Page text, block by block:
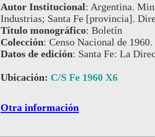
Autor Institucional: Argentina.
Industrias; Santa Fe [provincia].
Título monográfico: Boletín
Colección: Censo Nacional de 1960.
Datos de edición: Santa Fe: La
Ubicación: C/S Fe 1960 X6
Otra información